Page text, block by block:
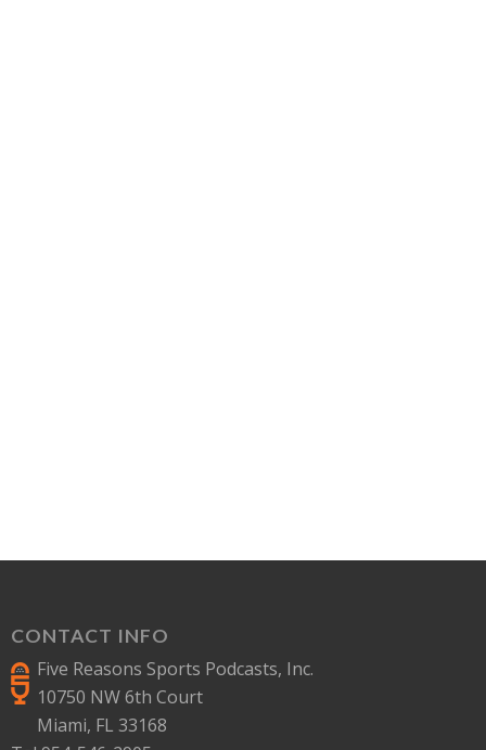
CONTACT INFO
Five Reasons Sports Podcasts, Inc.
10750 NW 6th Court
Miami, FL 33168